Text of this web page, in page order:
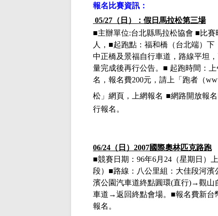
報名比賽資訊：
05/27（日）： 假日馬拉松第三場
■主辦單位:台北縣馬拉松協會 ■比賽
人，■起跑點：福和橋（台北端）
中正橋及景福自行車道，路線平坦
量完成後再行公告。■ 起跑時間：上
名，報名費200元，請上「跑者（
松」網頁，上網報名 ■網路開放報
行報名。
06/24 （日） 2007國際奧林匹克路跑
■競賽日期： 96年6月 24 （星期日）
段）■路線：八公里組：大佳段河濱
濱公園汽車道終點圓環(直行)→觀山
車道 →返回終點會場。■報名費新台
報名。